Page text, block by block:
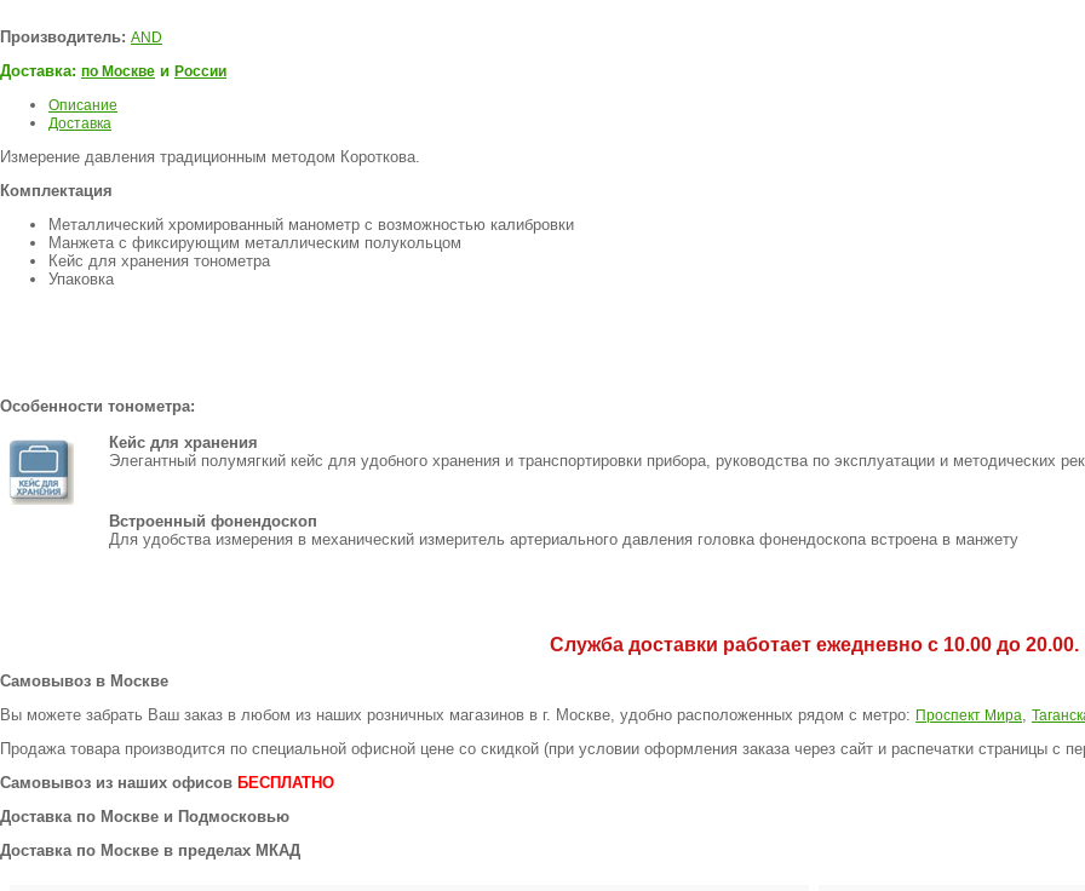
Производитель: AND
Доставка: по Москве и России
Описание
Доставка
Измерение давления традиционным методом Короткова.
Комплектация
Металлический хромированный манометр с возможностью калибровки
Манжета с фиксирующим металлическим полукольцом
Кейс для хранения тонометра
Упаковка
Особенности тонометра:
Кейс для хранения
Элегантный полумягкий кейс для удобного хранения и транспортировки прибора, руководства по эксплуатации и методических
Встроенный фонендоскоп
Для удобства измерения в механический измеритель артериального давления головка фонендоскопа встроена в манжету
Служба доставки работает ежедневно с 10.00 до 20.00.
Самовывоз в Москве
Вы можете забрать Ваш заказ в любом из наших розничных магазинов в г. Москве, удобно расположенных рядом с метро: Проспект Мира,
Продажа товара производится по специальной офисной цене со скидкой (при условии оформления заказа через сайт и распечатки страницы с
Самовывоз из наших офисов БЕСПЛАТНО
Доставка по Москве и Подмосковью
Доставка по Москве в пределах МКАД